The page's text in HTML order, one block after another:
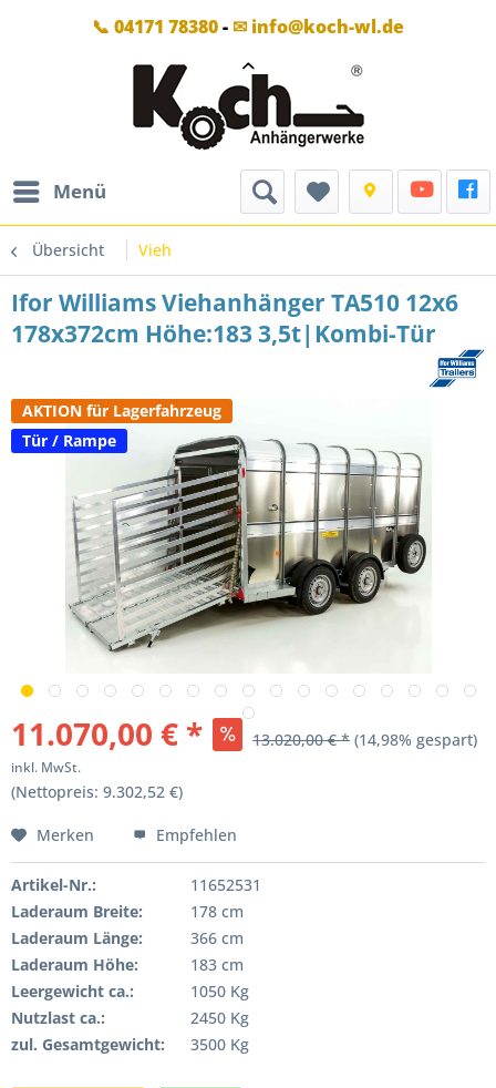
📞 04171 78380- ✉ info@koch-wl.de
Menü
Übersicht Vieh
Ifor Williams Viehanhänger TA510 12x6
178x372cm Höhe:183 3,5t|Kombi-Tür
AKTION für Lagerfahrzeug
Tür / Rampe
11.070,00 € * 13.020,00 € * (14,98% gespart)
inkl. MwSt.
(Nettopreis: 9.302,52 €)
Merken Empfehlen
Artikel-Nr.:
11652531
Laderaum Breite:
178 cm
Laderaum Länge:
366 cm
Laderaum Höhe:
183 cm
Leergewicht ca.:
1050 Kg
Nutzlast ca.:
2450 Kg
zul. Gesamtgewicht:
3500 Kg